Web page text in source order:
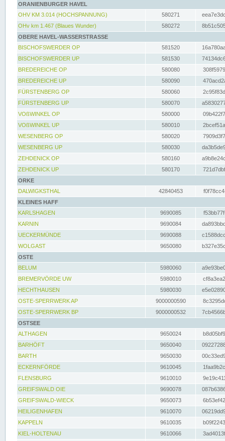
ORANIENBURGER HAVEL
OHV KM 3.014 (HOCHSPANNUNG)
580271
OHv km 1.467 (Blaues Wunder)
580272
OBERE HAVEL-WASSERSTRASSE
BISCHOFSWERDER OP
581520
BISCHOFSWERDER UP
581530
BREDEREICHE OP
580080
BREDEREICHE UP
580090
FÜRSTENBERG OP
580060
FÜRSTENBERG UP
580070
VOßWINKEL OP
580000
VOßWINKEL UP
580010
WESENBERG OP
580020
WESENBERG UP
580030
ZEHDENICK OP
580160
ZEHDENICK UP
580170
ORKE
DALWIGKSTHAL
42840453
KLEINES HAFF
KARLSHAGEN
9690085
KARNIN
9690084
UECKERMÜNDE
9690088
WOLGAST
9650080
OSTE
BELUM
5980060
BREMERVÖRDE UW
5980010
HECHTHAUSEN
5980030
OSTE-SPERRWERK AP
9000000590
OSTE-SPERRWERK BP
9000000532
OSTSEE
ALTHAGEN
9650024
BARHÖFT
9650040
BARTH
9650030
ECKERNFÖRDE
9610045
FLENSBURG
9610010
GREIFSWALD OIE
9690078
GREIFSWALD-WIECK
9650073
HEILIGENHAFEN
9610070
KAPPELN
9610035
KIEL-HOLTENAU
9610066